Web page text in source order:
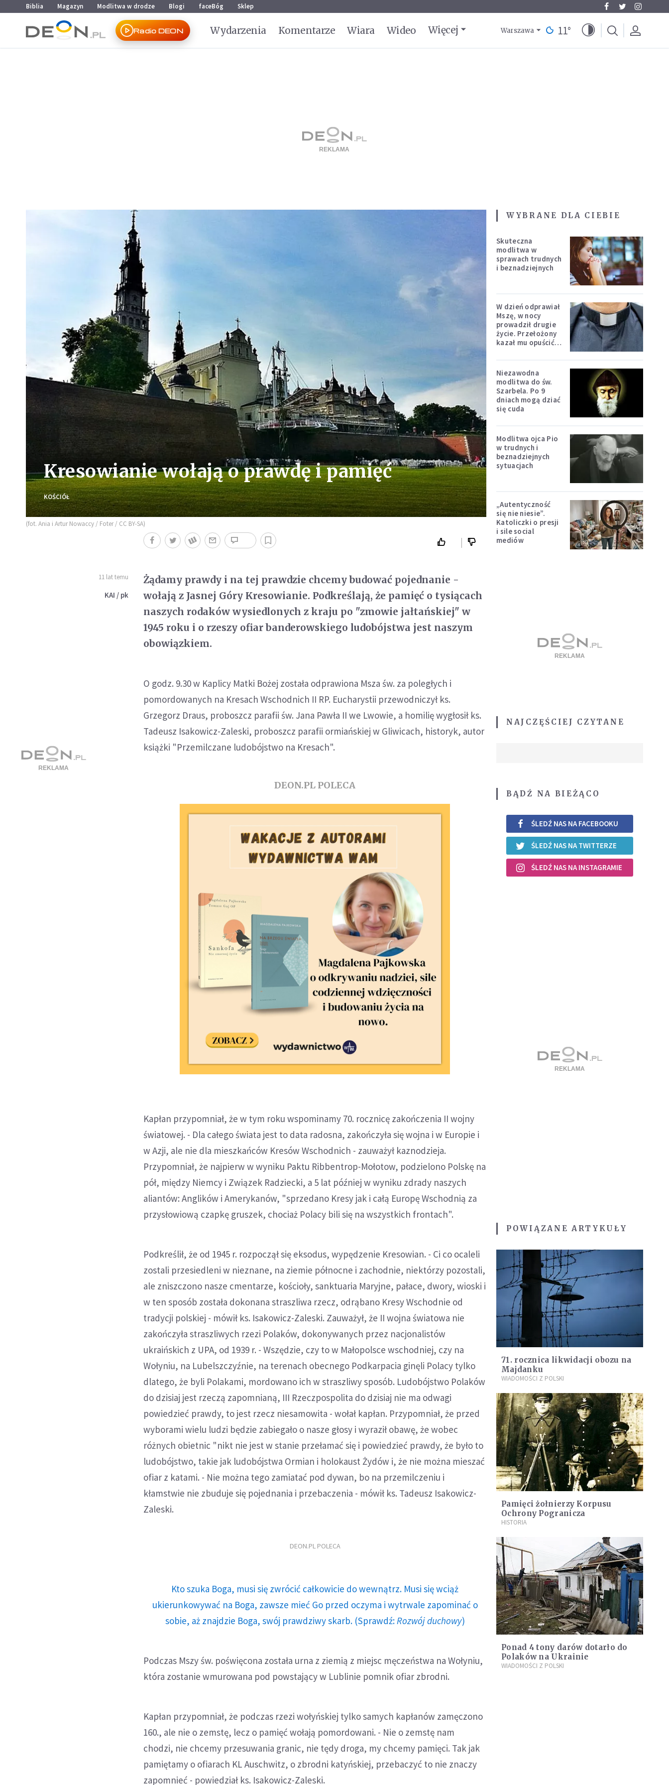
Przejdź do menu głównego
Przejdź do treści
Biblia Magazyn Modlitwa w drodze Blogi faceBóg Sklep
Radio DEON Wydarzenia Komentarze Wiara Wideo Więcej Warszawa 11°
Kresowianie wołają o prawdę i pamięć
KOŚCIÓŁ
(fot. Ania i Artur Nowaccy / Foter / CC BY-SA)
11 lat temu
KAI / pk
Żądamy prawdy i na tej prawdzie chcemy budować pojednanie -
wołają z Jasnej Góry Kresowianie. Podkreślają, że pamięć o tysiącach
naszych rodaków wysiedlonych z kraju po "zmowie jałtańskiej" w
1945 roku i o rzeszy ofiar banderowskiego ludobójstwa jest naszym
obowiązkiem.
O godz. 9.30 w Kaplicy Matki Bożej została odprawiona Msza św. za poległych i
pomordowanych na Kresach Wschodnich II RP. Eucharystii przewodniczył ks.
Grzegorz Draus, proboszcz parafii św. Jana Pawła II we Lwowie, a homilię wygłosił ks.
Tadeusz Isakowicz-Zaleski, proboszcz parafii ormiańskiej w Gliwicach, historyk, autor
książki "Przemilczane ludobójstwo na Kresach".
DEON.PL POLECA
Kapłan przypomniał, że w tym roku wspominamy 70. rocznicę zakończenia II wojny
światowej. - Dla całego świata jest to data radosna, zakończyła się wojna i w Europie i
w Azji, ale nie dla mieszkańców Kresów Wschodnich - zauważył kaznodzieja.
Przypomniał, że najpierw w wyniku Paktu Ribbentrop-Mołotow, podzielono Polskę na
pół, między Niemcy i Związek Radziecki, a 5 lat później w wyniku zdrady naszych
aliantów: Anglików i Amerykanów, "sprzedano Kresy jak i całą Europę Wschodnią za
przysłowiową czapkę gruszek, chociaż Polacy bili się na wszystkich frontach".
Podkreślił, że od 1945 r. rozpoczął się eksodus, wypędzenie Kresowian. - Ci co ocaleli
zostali przesiedleni w nieznane, na ziemie północne i zachodnie, niektórzy pozostali,
ale zniszczono nasze cmentarze, kościoły, sanktuaria Maryjne, pałace, dwory, wioski i
w ten sposób została dokonana straszliwa rzecz, odrąbano Kresy Wschodnie od
tradycji polskiej - mówił ks. Isakowicz-Zaleski. Zauważył, że II wojna światowa nie
zakończyła straszliwych rzezi Polaków, dokonywanych przez nacjonalistów
ukraińskich z UPA, od 1939 r. - Wszędzie, czy to w Małopolsce wschodniej, czy na
Wołyniu, na Lubelszczyźnie, na terenach obecnego Podkarpacia ginęli Polacy tylko
dlatego, że byli Polakami, mordowano ich w straszliwy sposób. Ludobójstwo Polaków
do dzisiaj jest rzeczą zapomnianą, III Rzeczpospolita do dzisiaj nie ma odwagi
powiedzieć prawdy, to jest rzecz niesamowita - wołał kapłan. Przypomniał, że przed
wyborami wielu ludzi będzie zabiegało o nasze głosy i wyraził obawę, że wobec
różnych obietnic "nikt nie jest w stanie przełamać się i powiedzieć prawdy, że było to
ludobójstwo, takie jak ludobójstwa Ormian i holokaust Żydów i, że nie można mieszać
ofiar z katami. - Nie można tego zamiatać pod dywan, bo na przemilczeniu i
kłamstwie nie zbuduje się pojednania i przebaczenia - mówił ks. Tadeusz Isakowicz-
Zaleski.
DEON.PL POLECA
Kto szuka Boga, musi się zwrócić całkowicie do wewnątrz. Musi się wciąż
ukierunkowywać na Boga, zawsze mieć Go przed oczyma i wytrwale zapominać o
sobie, aż znajdzie Boga, swój prawdziwy skarb. (Sprawdź: Rozwój duchowy)
Podczas Mszy św. poświęcona została urna z ziemią z miejsc męczeństwa na Wołyniu,
która zostanie wmurowana pod powstający w Lublinie pomnik ofiar zbrodni.
Kapłan przypomniał, że podczas rzezi wołyńskiej tylko samych kapłanów zamęczono
160., ale nie o zemstę, lecz o pamięć wołają pomordowani. - Nie o zemstę nam
chodzi, nie chcemy przesuwania granic, nie tędy droga, my chcemy pamięci. Tak jak
pamiętamy o ofiarach KL Auschwitz, o zbrodni katyńskiej, przebaczyć to nie znaczy
zapomnieć - powiedział ks. Isakowicz-Zaleski.
WYBRANE DLA CIEBIE
Skuteczna
modlitwa w
sprawach trudnych
i beznadziejnych
W dzień odprawiał
Mszę, w nocy
prowadził drugie
życie. Przełożony
kazał mu opuścić
Niezawodna
modlitwa do św.
Szarbela. Po 9
dniach mogą dziać
się cuda
Modlitwa ojca Pio
w trudnych i
beznadziejnych
sytuacjach
„Autentyczność
się nie niesie”.
Katoliczki o presji
i sile social
mediów
NAJCZĘŚCIEJ CZYTANE
BĄDŹ NA BIEŻĄCO
ŚLEDŹ NAS NA FACEBOOKU
ŚLEDŹ NAS NA TWITTERZE
ŚLEDŹ NAS NA INSTAGRAMIE
POWIĄZANE ARTYKUŁY
71. rocznica likwidacji obozu na
Majdanku
WIADOMOŚCI Z POLSKI
Pamięci żołnierzy Korpusu
Ochrony Pogranicza
HISTORIA
Ponad 4 tony darów dotarło do
Polaków na Ukrainie
WIADOMOŚCI Z POLSKI